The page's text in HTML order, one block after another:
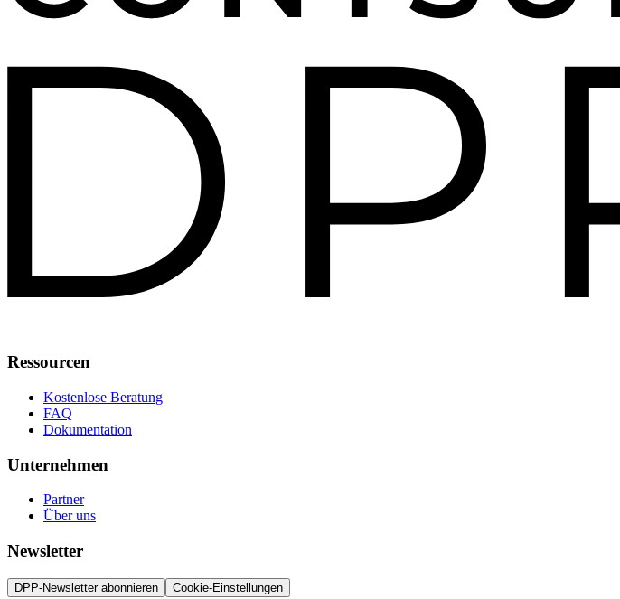
Ressourcen
Kostenlose Beratung
FAQ
Dokumentation
Unternehmen
Partner
Über uns
Newsletter
DPP-Newsletter abonnieren Cookie-Einstellungen